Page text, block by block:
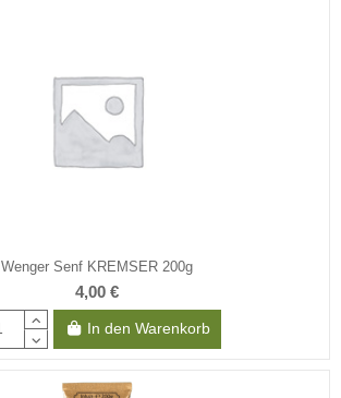
Wenger Senf KREMSER 200g
4,00 €
In den Warenkorb